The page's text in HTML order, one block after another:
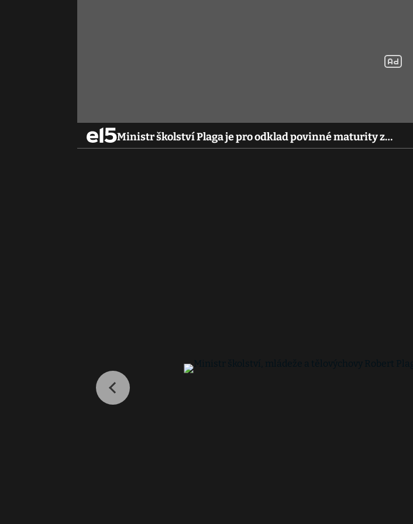
Ministr školství Plaga je pro odklad povinné maturity z…